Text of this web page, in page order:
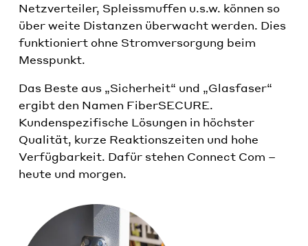
Netzverteiler, Spleissmuffen u.s.w. können so
über weite Distanzen überwacht werden. Dies
funktioniert ohne Stromversorgung beim
Messpunkt.
Das Beste aus „Sicherheit“ und „Glasfaser“
ergibt den Namen FiberSECURE.
Kundenspezifische Lösungen in höchster
Qualität, kurze Reaktionszeiten und hohe
Verfügbarkeit. Dafür stehen Connect Com –
heute und morgen.